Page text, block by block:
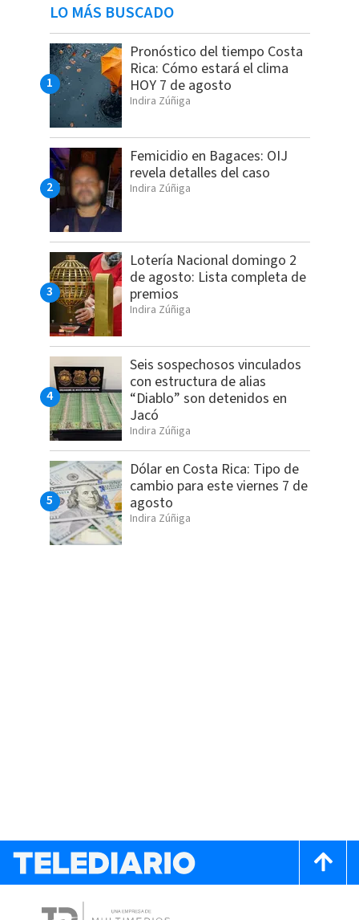
LO MÁS BUSCADO
Pronóstico del tiempo Costa
Rica: Cómo estará el clima
HOY 7 de agosto
Indira Zúñiga
Femicidio en Bagaces: OIJ
revela detalles del caso
Indira Zúñiga
Lotería Nacional domingo 2
de agosto: Lista completa de
premios
Indira Zúñiga
Seis sospechosos vinculados
con estructura de alias
“Diablo” son detenidos en
Jacó
Indira Zúñiga
Dólar en Costa Rica: Tipo de
cambio para este viernes 7 de
agosto
Indira Zúñiga